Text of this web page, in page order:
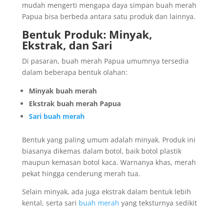
mudah mengerti mengapa daya simpan buah merah
Papua bisa berbeda antara satu produk dan lainnya.
Bentuk Produk: Minyak,
Ekstrak, dan Sari
Di pasaran, buah merah Papua umumnya tersedia
dalam beberapa bentuk olahan:
Minyak buah merah
Ekstrak buah merah Papua
Sari buah merah
Bentuk yang paling umum adalah minyak. Produk ini
biasanya dikemas dalam botol, baik botol plastik
maupun kemasan botol kaca. Warnanya khas, merah
pekat hingga cenderung merah tua.
Selain minyak, ada juga ekstrak dalam bentuk lebih
kental, serta sari buah merah yang teksturnya sedikit